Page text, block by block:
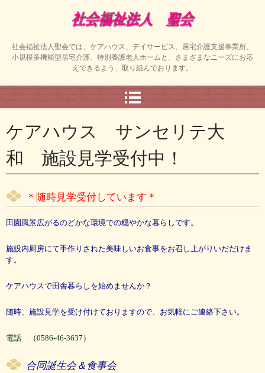
社会福祉法人聖会では、ケアハウス、デイサービス、居宅介護支援事業所、
小規模多機能型居宅介護、特別養護老人ホームと、さまざまなニーズにお応
えできるよう、取り組んでおります。
ケアハウス サンセリテ大
和 施設見学受付中！
＊随時見学受付しています＊
田園風景広がるのどかな環境での穏やかな暮らしです。
施設内厨房にて手作りされた美味しいお食事をお召し上がりいだだけま
す。
ケアハウスで田舎暮らしを始めませんか？
随時、施設見学を受け付けておりますので、お気軽にご連絡下さい。
電話 （0586-46-3637）
合同誕生会＆食事会